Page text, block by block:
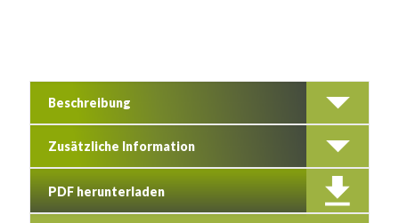
Beschreibung
Zusätzliche Information
PDF herunterladen